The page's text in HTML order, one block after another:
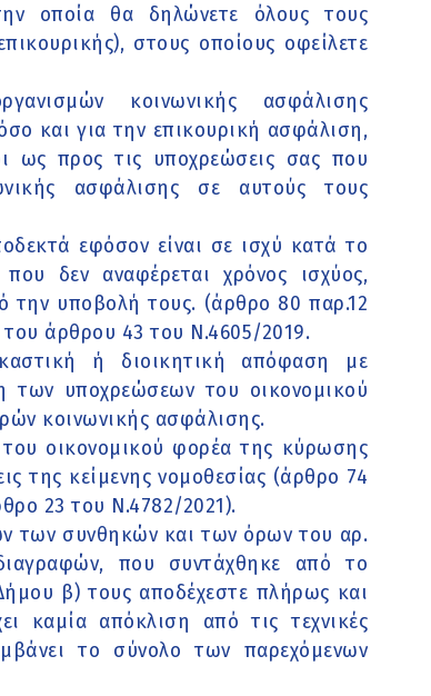
οποία θα δηλώνετε όλους τους
στους οποίους οφείλετε
κοινωνικής ασφάλισης
και για την επικουρική ασφάλιση,
ως προς τις υποχρεώσεις σας που
ασφάλισης σε αυτούς τους
εφόσον είναι σε ισχύ κατά το
δεν αναφέρεται χρόνος ισχύος,
την υποβολή τους. (άρθρο 80 παρ.12
άρθρου 43 του Ν.4605/2019.
ή διοικητική απόφαση με
των υποχρεώσεων του οικονομικού
κοινωνικής ασφάλισης.
οικονομικού φορέα της κύρωσης
της κείμενης νομοθεσίας (άρθρο 74
23 του Ν.4782/2021).
των συνθηκών και των όρων του αρ.
που συντάχθηκε από το
β) τους αποδέχεστε πλήρως και
καμία απόκλιση από τις τεχνικές
το σύνολο των παρεχόμενων